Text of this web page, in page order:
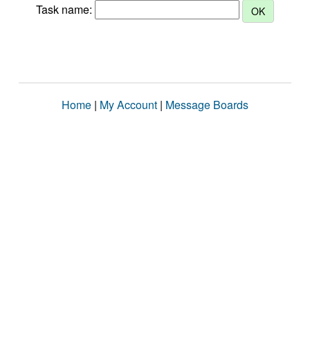
Task name:
Home | My Account | Message Boards